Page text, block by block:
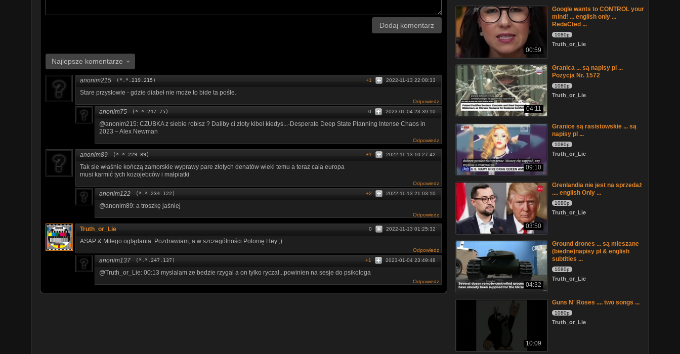
Dodaj komentarz
Najlepsze komentarze
anonim215 (*.*.219.215) 2022-11-13 22:08:33
+1
Stare przysłowie - gdzie diabeł nie może to bide ta pośle.
Odpowiedz
anonim75 (*.*.247.75) 2023-01-04 23:39:10
0
@anonim215: CZUBKA z siebie robisz ? Daliby ci zloty kibel kiedys...-Desperate Deep State Planning Intense Chaos in
2023 – Alex Newman
Odpowiedz
anonim89 (*.*.229.89) 2022-11-13 10:27:42
+1
Tak sie właśnie kończą zamorskie wyprawy pare złotych denatòw wieki temu a teraz cala europa
musi karmić tych kozojebców i małpiatki
Odpowiedz
anonim122 (*.*.234.122) 2022-11-13 21:03:10
+2
@anonim89: a troszkę jaśniej
Odpowiedz
Truth_or_Lie 2022-11-13 01:25:32
0
ASAP & Miłego oglądania. Pozdrawiam, a w szczególności Polonię Hey ;)
Odpowiedz
anonim137 (*.*.247.137) 2023-01-04 23:49:48
+1
@Truth_or_Lie: 00:13 myslalam ze bedzie rzygal a on tylko ryczal...powinien na sesje do psikologa
Odpowiedz
00:59
Google wants to CONTROL your
mind! ... english only ...
RedaCted ...
1080p
Truth_or_Lie
04:11
Granica ... są napisy pl ...
Pozycja Nr. 1572
1080p
Truth_or_Lie
09:10
Granice są rasistowskie ... są
napisy pl ...
1080p
Truth_or_Lie
03:50
Grenlandia nie jest na sprzedaż
.... english Only ...
1080p
Truth_or_Lie
04:32
Ground drones ... są mieszane
(biedne)napisy pl & english
subtitles ...
1080p
Truth_or_Lie
10:09
Guns N' Roses .... two songs ...
1080p
Truth_or_Lie